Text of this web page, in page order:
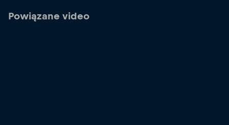
Powiązane video